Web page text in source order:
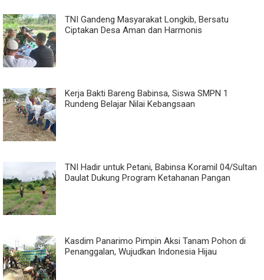
TNI Gandeng Masyarakat Longkib, Bersatu
Ciptakan Desa Aman dan Harmonis
Kerja Bakti Bareng Babinsa, Siswa SMPN 1
Rundeng Belajar Nilai Kebangsaan
TNI Hadir untuk Petani, Babinsa Koramil 04/Sultan
Daulat Dukung Program Ketahanan Pangan
Kasdim Panarimo Pimpin Aksi Tanam Pohon di
Penanggalan, Wujudkan Indonesia Hijau